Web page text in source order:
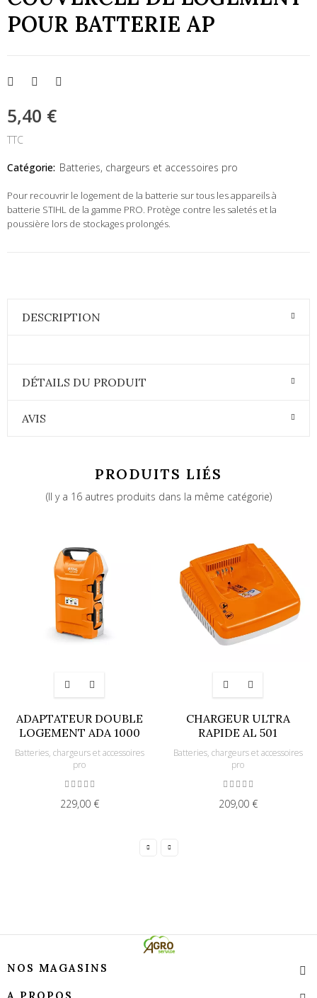
POUR BATTERIE AP
5,40 €
TTC
Catégorie: Batteries, chargeurs et accessoires pro
Pour recouvrir le logement de la batterie sur tous les appareils à
batterie STIHL de la gamme PRO. Protège contre les saletés et la
poussière lors de stockages prolongés.
DESCRIPTION
DÉTAILS DU PRODUIT
AVIS
PRODUITS LIÉS
(Il y a 16 autres produits dans la même catégorie)
ADAPTATEUR DOUBLE
LOGEMENT ADA 1000
Batteries, chargeurs et accessoires
pro
229,00 €
CHARGEUR ULTRA
RAPIDE AL 501
Batteries, chargeurs et accessoires
pro
209,00 €
NOS MAGASINS
A PROPOS